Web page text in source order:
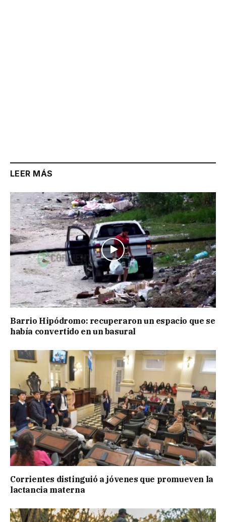
LEER MÁS
Barrio Hipódromo: recuperaron un espacio que se
había convertido en un basural
Corrientes distinguió a jóvenes que promueven la
lactancia materna